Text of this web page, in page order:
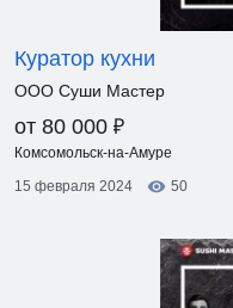
Куратор кухни
ООО Суши Мастер
от 80 000 ₽
Комсомольск-на-Амуре
15 февраля 2024
50